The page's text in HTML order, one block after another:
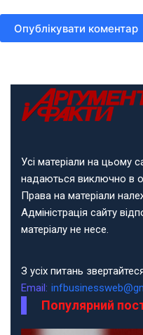
Опублікувати коментар
Усі матеріали на цьому
надаються виключно в
Права на матеріали
Адміністрація сайту
матеріалу не несе.
З усіх питань
Email:
Популярний